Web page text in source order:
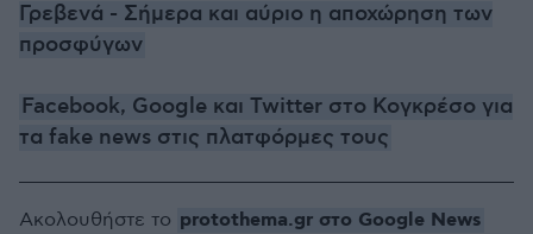
Γρεβενά - Σήμερα και αύριο η αποχώρηση των
προσφύγων
Facebook, Google και Twitter στο Κογκρέσο για
τα fake news στις πλατφόρμες τους
Ακολουθήστε το protothema.gr στο Google News